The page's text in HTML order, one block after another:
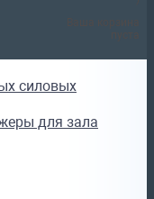
силовых
для зала